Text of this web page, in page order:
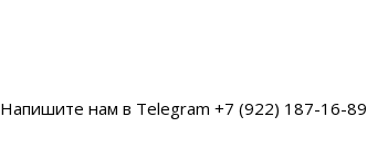
Напишите нам в Telegram +7 (922) 187-16-89